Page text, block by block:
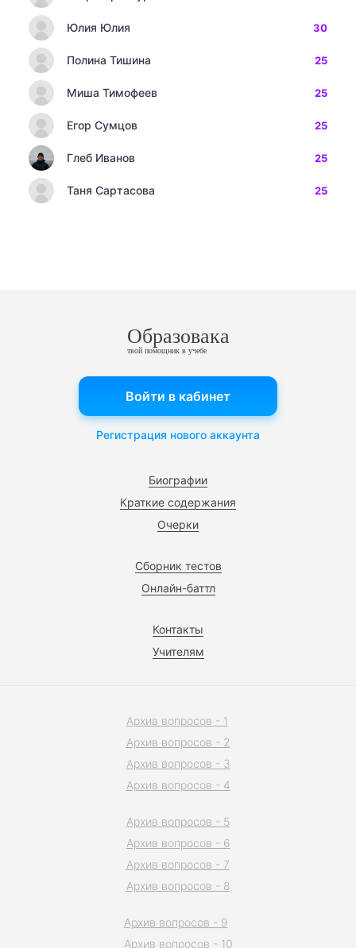
Юлия Юлия 30
Полина Тишина 25
Миша Тимофеев 25
Егор Сумцов 25
Глеб Иванов 25
Таня Сартасова 25
Образовака
твой помощник в учебе
Биографии
Краткие содержания
Очерки
Сборник тестов
Онлайн-баттл
Контакты
Учителям
Войти в кабинет
Регистрация нового аккаунта
Архив вопросов - 1
Архив вопросов - 2
Архив вопросов - 3
Архив вопросов - 4
Архив вопросов - 5
Архив вопросов - 6
Архив вопросов - 7
Архив вопросов - 8
Архив вопросов - 9
Архив вопросов - 10